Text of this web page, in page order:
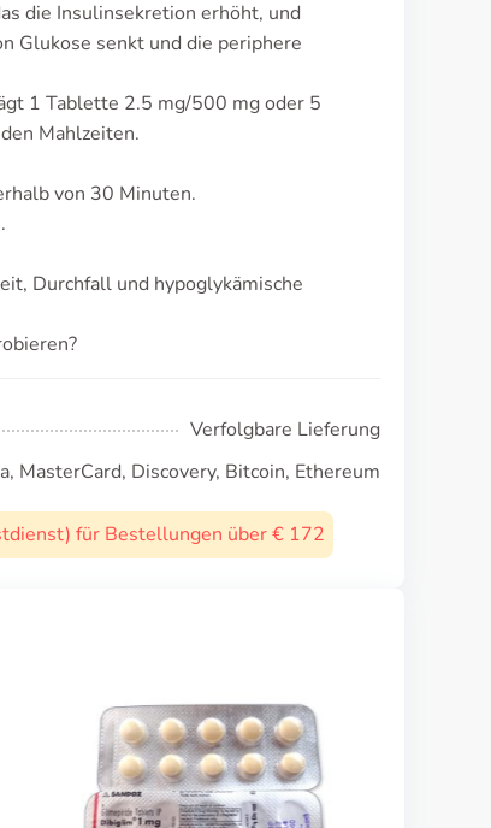
die Insulinsekretion erhöht, und
Glukose senkt und die periphere
1 Tablette 2.5 mg/500 mg oder 5
Mahlzeiten.
von 30 Minuten.
Durchfall und hypoglykämische
Verfolgbare Lieferung
MasterCard, Discovery, Bitcoin, Ethereum
für Bestellungen über € 172